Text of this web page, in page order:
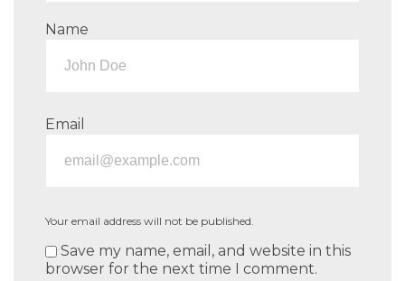
Name
Email
Your email address will not be published.
Save my name, email, and website in this
browser for the next time I comment.